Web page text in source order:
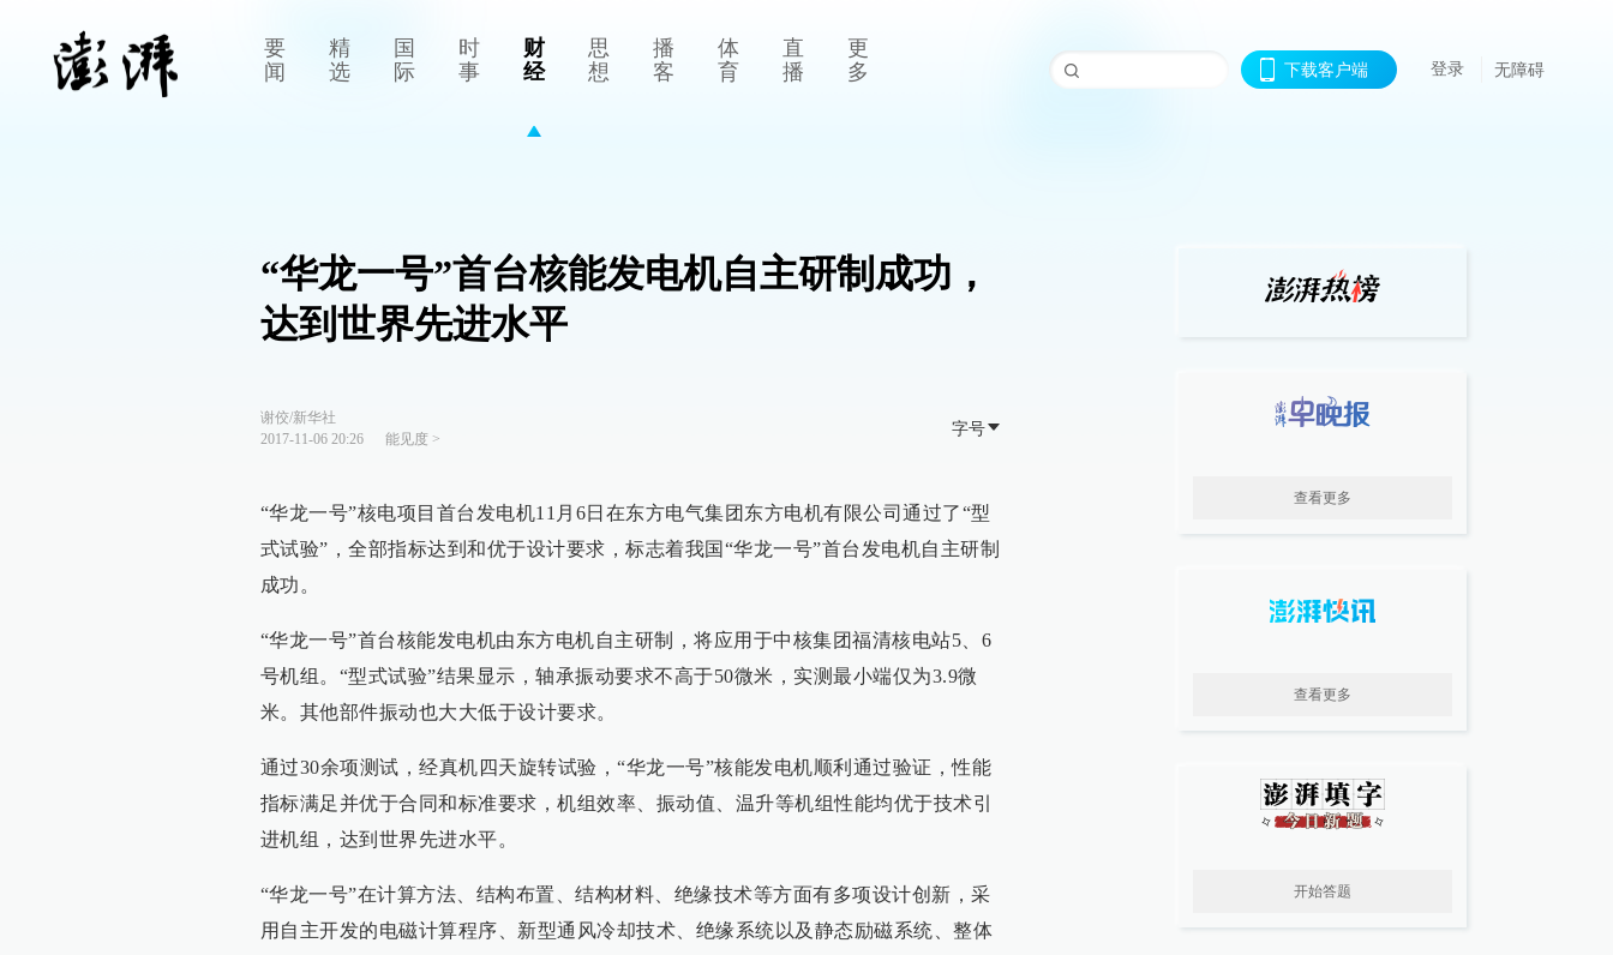
要
闻
精
选
国
际
时
事
财
经
思
想
播
客
体
育
直
播
更
多
下载客户端 登录 无障碍
“华龙一号”首台核能发电机自主研制成功，
达到世界先进水平
谢佼/新华社
2017-11-06 20:26
能见度>
字号
“华龙一号”核电项目首台发电机11月6日在东方电气集团东方电机有限公司通过了“型
式试验”，全部指标达到和优于设计要求，标志着我国“华龙一号”首台发电机自主研制
成功。
“华龙一号”首台核能发电机由东方电机自主研制，将应用于中核集团福清核电站5、6
号机组。“型式试验”结果显示，轴承振动要求不高于50微米，实测最小端仅为3.9微
米。其他部件振动也大大低于设计要求。
通过30余项测试，经真机四天旋转试验，“华龙一号”核能发电机顺利通过验证，性能
指标满足并优于合同和标准要求，机组效率、振动值、温升等机组性能均优于技术引
进机组，达到世界先进水平。
“华龙一号”在计算方法、结构布置、结构材料、绝缘技术等方面有多项设计创新，采
用自主开发的电磁计算程序、新型通风冷却技术、绝缘系统以及静态励磁系统、整体
查看更多
查看更多
开始答题